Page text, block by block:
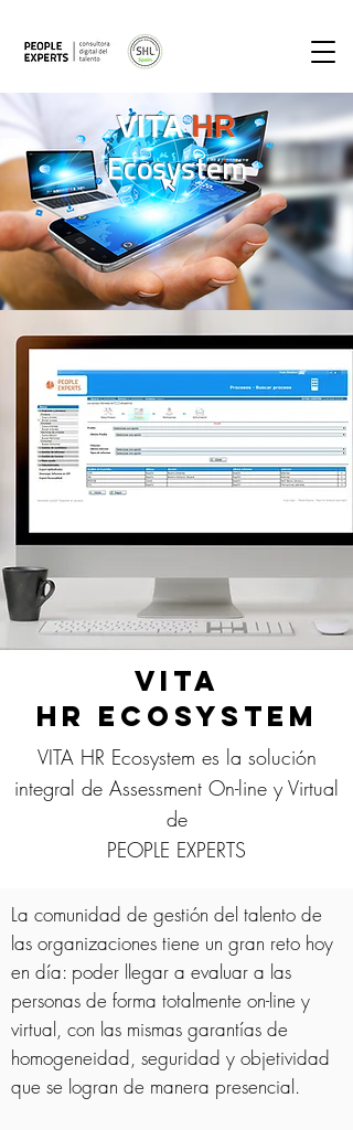
VITA HR
Ecosystem
VITA
HR Ecosystem
VITA HR Ecosystem es la solución
integral de Assessment On-line y Virtual
de
PEOPLE EXPERTS
La comunidad de gestión del talento de
las organizaciones tiene un gran reto hoy
en día: poder llegar a evaluar a las
personas de forma totalmente on-line y
virtual, con las mismas garantías de
homogeneidad, seguridad y objetividad
que se logran de manera presencial.